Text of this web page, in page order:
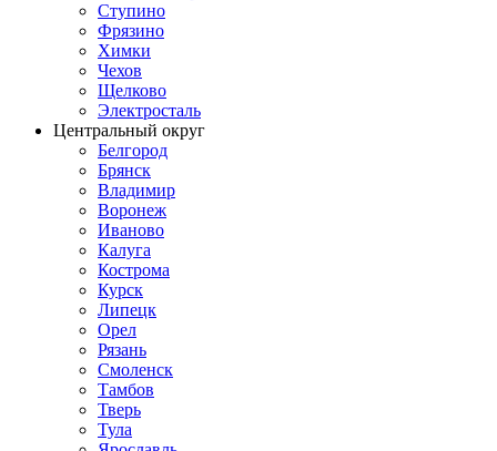
Ступино
Фрязино
Химки
Чехов
Щелково
Электросталь
Центральный округ
Белгород
Брянск
Владимир
Воронеж
Иваново
Калуга
Кострома
Курск
Липецк
Орел
Рязань
Смоленск
Тамбов
Тверь
Тула